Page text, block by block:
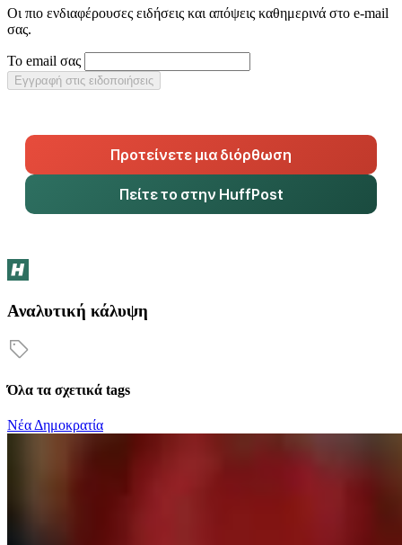
Οι πιο ενδιαφέρουσες ειδήσεις και απόψεις καθημερινά στο e-mail
σας.
Το email σας
Εγγραφή στις ειδοποιήσεις
Προτείνετε μια διόρθωση
Πείτε το στην HuffPost
Αναλυτική κάλυψη
Όλα τα σχετικά tags
Νέα Δημοκρατία